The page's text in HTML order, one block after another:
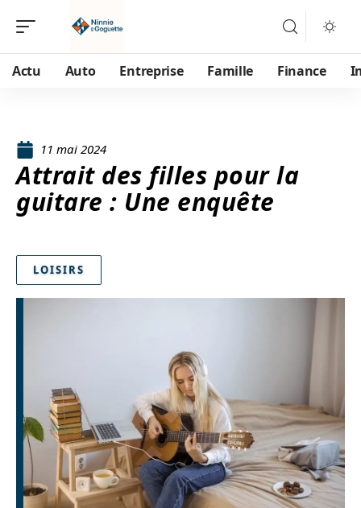
Actu Auto Entreprise Famille Finance
11 mai 2024
Attrait des filles pour la
guitare : Une enquête
LOISIRS